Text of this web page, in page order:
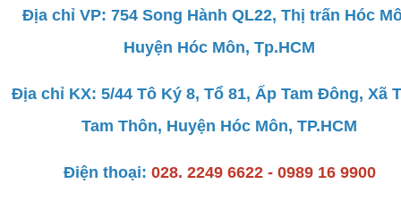
Địa chỉ VP: 754 Song Hành QL22, Thị trấn Hóc
Huyện Hóc Môn, Tp.HCM
Địa chỉ KX: 5/44 Tô Ký 8, Tổ 81, Ấp Tam Đông, Xã
Tam Thôn, Huyện Hóc Môn, TP.HCM
Điện thoại: 028. 2249 6622 - 0989 16 9900